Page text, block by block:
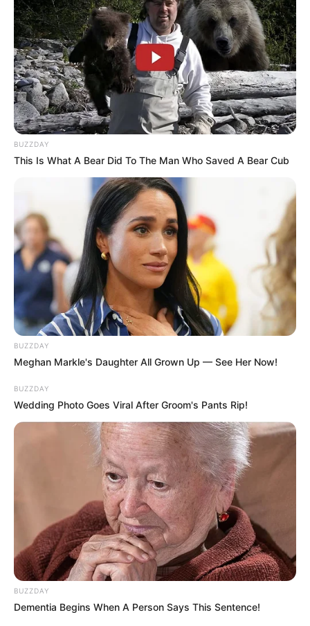
BUZZDAY
This Is What A Bear Did To The Man Who Saved A Bear Cub
BUZZDAY
Meghan Markle's Daughter All Grown Up — See Her Now!
BUZZDAY
Wedding Photo Goes Viral After Groom's Pants Rip!
BUZZDAY
Dementia Begins When A Person Says This Sentence!